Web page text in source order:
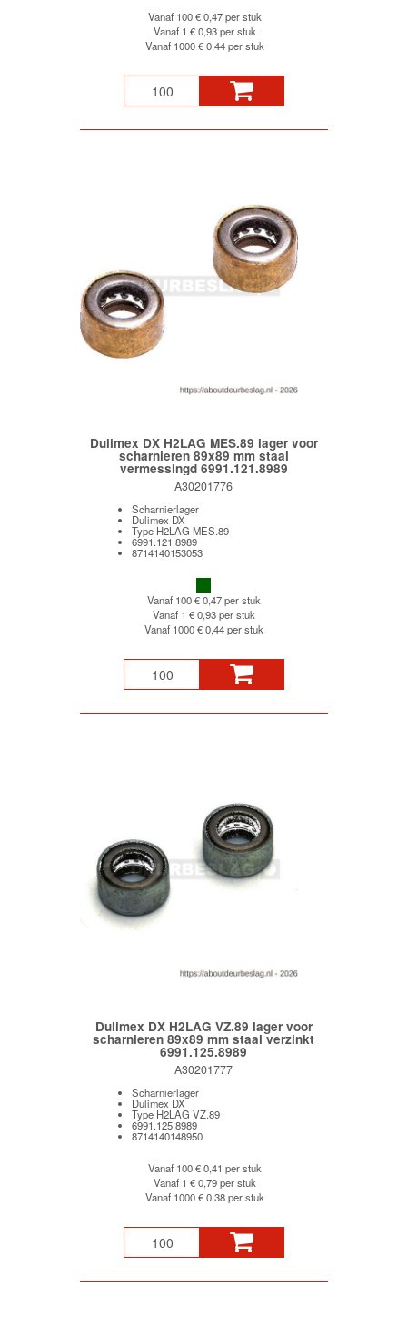
Vanaf 100€ 0,47 per stuk
Vanaf 1 € 0,93 per stuk
Vanaf 1000€ 0,44 per stuk
Dulimex DX H2LAG MES.89 lager voor
scharnieren 89x89 mm staal
vermessingd 6991.121.8989
A30201776
Scharnierlager
Dulimex DX
Type H2LAG MES.89
6991.121.8989
8714140153053
Vanaf 100 € 0,47 per stuk
Vanaf 1 € 0,93 per stuk
Vanaf 1000 € 0,44 per stuk
Dulimex DX H2LAG VZ.89 lager voor
scharnieren 89x89 mm staal verzinkt
6991.125.8989
A30201777
Scharnierlager
Dulimex DX
Type H2LAG VZ.89
6991.125.8989
8714140148950
Vanaf 100€ 0,41 per stuk
Vanaf 1 € 0,79 per stuk
Vanaf 1000€ 0,38 per stuk